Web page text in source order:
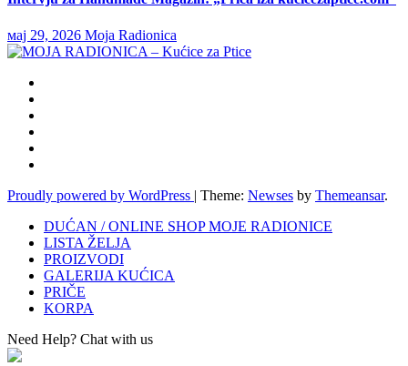
мај 29, 2026 Moja Radionica
Proudly powered by WordPress | Theme: Newses by Themeansar.
DUĆAN / ONLINE SHOP MOJE RADIONICE
LISTA ŽELJA
PROIZVODI
GALERIJA KUĆICA
PRIČE
KORPA
Need Help? Chat with us